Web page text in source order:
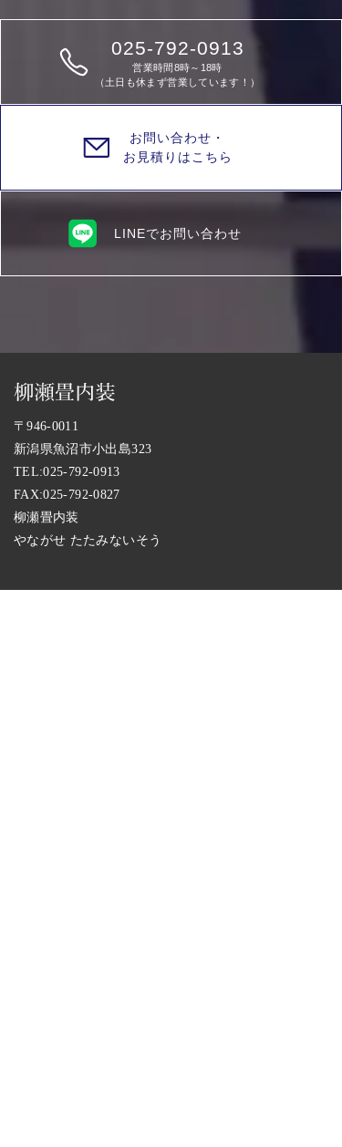
025-792-0913
営業時間8時～18時
（土日も休まず営業しています！）
お問い合わせ・
お見積りはこちら
LINEでお問い合わせ
〒946-0011
新潟県魚沼市小出島323
TEL:025-792-0913
FAX:025-792-0827
柳瀬畳内装
やながせ たたみないそう